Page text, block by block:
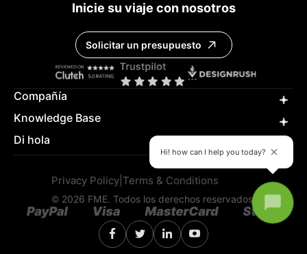
Inicie su viaje con nosotros
Solicitar un presupuesto
Compañía
Knowledge Base
Di hola
Hi! how can I help you today?
Privacy Policy Terms & Conditions
© 2026 FME. Todos los derechos reservados.